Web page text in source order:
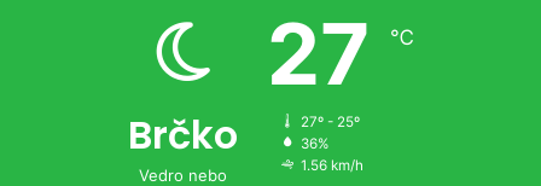
Brčko
Vedro nebo
27 ℃
27º - 25º
36%
1.56 km/h